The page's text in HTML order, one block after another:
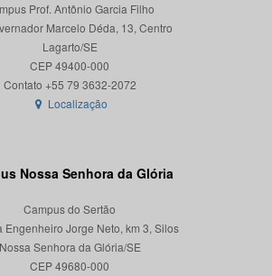
Prof. Antônio Garcia Filho
Marcelo Déda, 13, Centro
Lagarto/SE
CEP 49400-000
Localização
Nossa Senhora da Glória
Campus do Sertão
Engenheiro Jorge Neto, km 3, Silos
Nossa Senhora da Glória/SE
CEP 49680-000